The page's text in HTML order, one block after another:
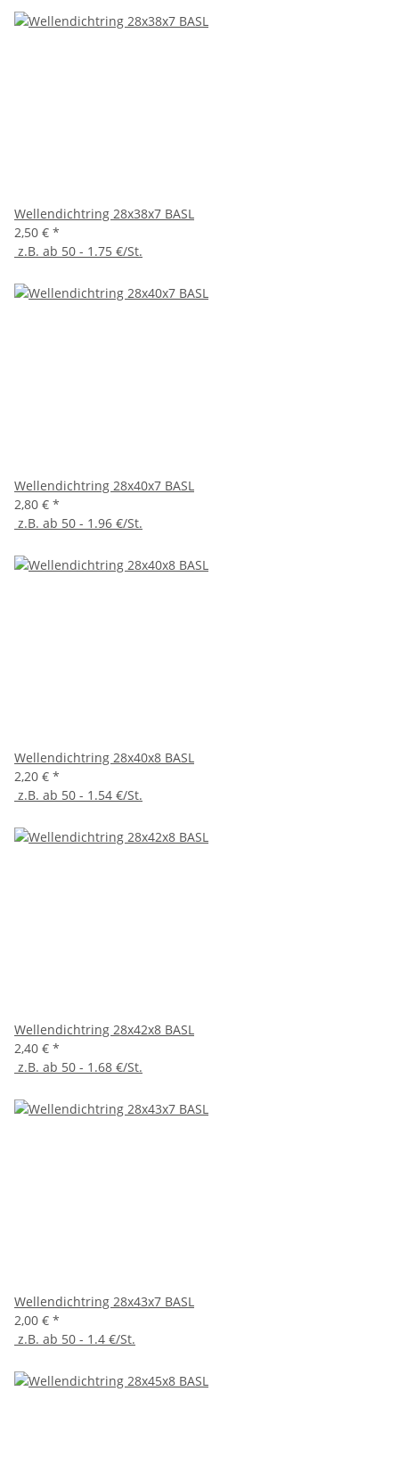
Wellendichtring 28x38x7 BASL
2,50 € *
z.B. ab 50 - 1.75 €/St.
Wellendichtring 28x40x7 BASL
2,80 € *
z.B. ab 50 - 1.96 €/St.
Wellendichtring 28x40x8 BASL
2,20 € *
z.B. ab 50 - 1.54 €/St.
Wellendichtring 28x42x8 BASL
2,40 € *
z.B. ab 50 - 1.68 €/St.
Wellendichtring 28x43x7 BASL
2,00 € *
z.B. ab 50 - 1.4 €/St.